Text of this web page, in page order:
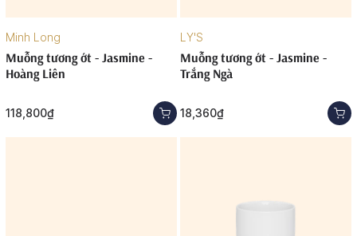
Minh Long
Muỗng tương ớt - Jasmine -
Hoàng Liên
118,800₫
LY'S
Muỗng tương ớt - Jasmine -
Trắng Ngà
18,360₫